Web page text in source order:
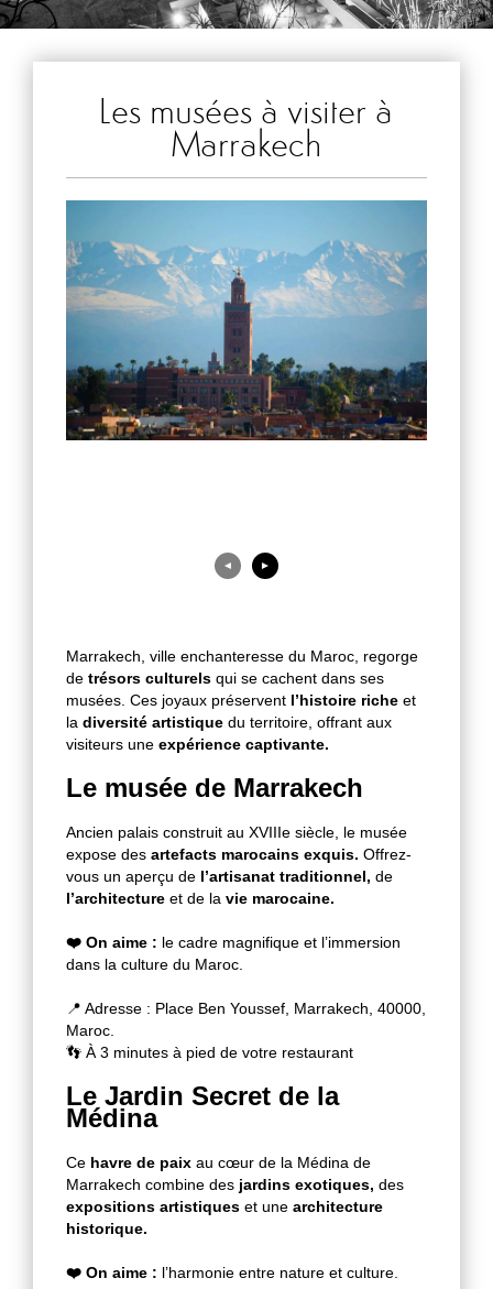
Les musées à visiter à
Marrakech
◄ ►
Marrakech, ville enchanteresse du Maroc, regorge
de trésors culturels qui se cachent dans ses
musées. Ces joyaux préservent l’histoire riche et
la diversité artistique du territoire, offrant aux
visiteurs une expérience captivante.
Le musée de Marrakech
Ancien palais construit au XVIIIe siècle, le musée
expose des artefacts marocains exquis. Offrez-
vous un aperçu de l’artisanat traditionnel, de
l’architecture et de la vie marocaine.
❤️ On aime : le cadre magnifique et l’immersion
dans la culture du Maroc.
📍 Adresse : Place Ben Youssef, Marrakech, 40000,
Maroc.
👣 À 3 minutes à pied de votre restaurant
Le Jardin Secret de la
Médina
Ce havre de paix au cœur de la Médina de
Marrakech combine des jardins exotiques, des
expositions artistiques et une architecture
historique.
❤️ On aime : l’harmonie entre nature et culture.